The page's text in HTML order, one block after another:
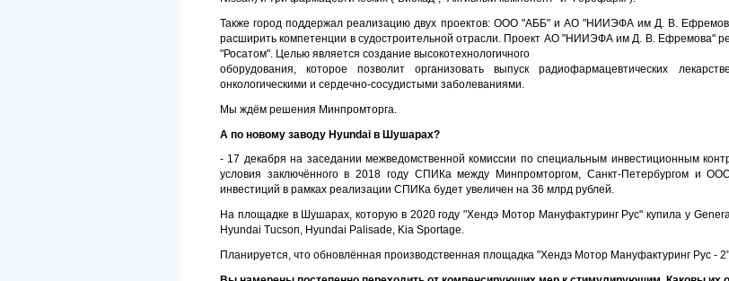
Также город поддержал реализацию двух проектов: ООО "АББ" и АО "НИИЭФА им Д. В.
расширить компетенции в судостроительной отрасли. Проект АО "НИИЭФА им Д. В. Ефремова"
"Росатом". Целью является создание высокотехнологичного
оборудования, которое позволит организовать выпуск радиофармацевтических
онкологическими и сердечно-сосудистыми заболеваниями.
Мы ждём решения Минпромторга.
А по новому заводу Hyundai в Шушарах?
- 17 декабря на заседании межведомственной комиссии по специальным инвестиционным
условия заключённого в 2018 году СПИКа между Минпромторгом, Санкт-Петербургом и
инвестиций в рамках реализации СПИКа будет увеличен на 36 млрд рублей.
На площадке в Шушарах, которую в 2020 году "Хендэ Мотор Мануфактуринг Рус" купила у
Hyundai Tucson, Hyundai Palisade, Kia Sportage.
Планируется, что обновлённая производственная площадка "Хендэ Мотор Мануфактуринг Рус - 2"